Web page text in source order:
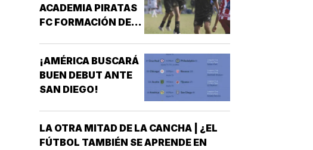
ACADEMIA PIRATAS
FC FORMACIÓN DE
¡AMÉRICA BUSCARÁ
BUEN DEBUT ANTE
SAN DIEGO!
LA OTRA MITAD DE LA CANCHA | ¿EL
FÚTBOL TAMBIÉN SE APRENDE EN